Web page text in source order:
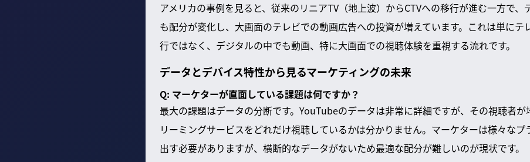
アメリカの事例を見ると、従来のリニアTV（地上波）からCTVへの移行が進む一方で、
も配分が変化し、大画面のテレビでの動画広告への投資が増えています。これは単にテ
行ではなく、デジタルの中でも動画、特に大画面での視聴体験を重視する流れです。
データとデバイス特性から見るマーケティングの未来
Q: マーケターが直面している課題は何ですか？
最大の課題はデータの分断です。YouTubeのデータは非常に詳細ですが、その視聴者
リーミングサービスをどれだけ視聴しているかは分かりません。マーケターは様々なプ
出す必要がありますが、横断的なデータがないため最適な配分が難しいのが現状です。